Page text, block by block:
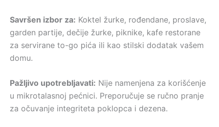
Savršen izbor za: Koktel žurke, rođendane, proslave,
garden partije, dečije žurke, piknike, kafe restorane
za servirane to-go pića ili kao stilski dodatak vašem
domu.
Pažljivo upotrebljavati: Nije namenjena za korišćenje
u mikrotalasnoj pećnici. Preporučuje se ručno pranje
za očuvanje integriteta poklopca i dezena.